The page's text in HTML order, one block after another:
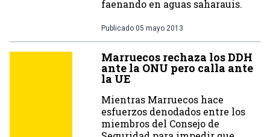
faenando en aguas saharauis.
Publicado 05 mayo 2013
Marruecos rechaza los DDH
ante la ONU pero calla ante
la UE
Mientras Marruecos hace
esfuerzos denodados entre los
miembros del Consejo de